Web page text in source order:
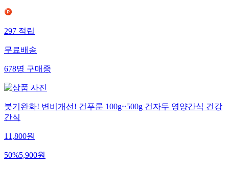
297 적립
무료배송
678명 구매중
붓기완화! 변비개선! 건푸룬 100g~500g 건자두 영양간식 건강
간식
11,800원
50%5,900원